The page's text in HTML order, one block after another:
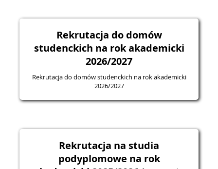
Rekrutacja do domów
studenckich na rok akademicki
2026/2027
Rekrutacja do domów studenckich na rok akademicki
2026/2027
Rekrutacja na studia
podyplomowe na rok